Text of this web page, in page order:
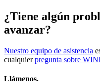
¿Tiene algún
avanzar?
Nuestro equipo de asistencia
cualquierpregunta sobre
Llámenos.